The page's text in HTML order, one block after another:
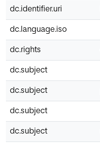
dc.identifier.uri
dc.language.iso
dc.rights
dc.subject
dc.subject
dc.subject
dc.subject